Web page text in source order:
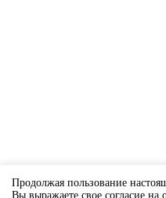
Продолжая пользование
Вы выражаете свое согласие на